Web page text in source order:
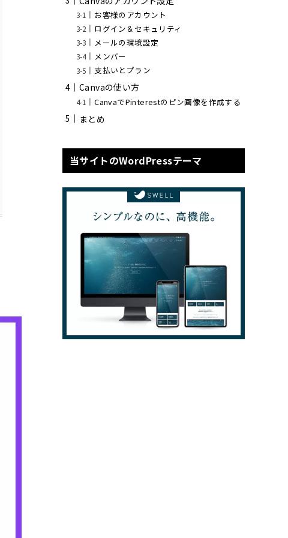
お客様のアカウント
ログイン＆セキュリティ
メールの環境設定
メンバー
支払いとプラン
Canvaの使い方
CanvaでPinterestのピン画像を作成する
まとめ
当サイトのWordPressテーマ